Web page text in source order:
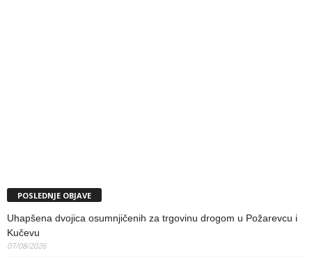
POSLEDNJE OBJAVE
Uhapšena dvojica osumnjičenih za trgovinu drogom u Požarevcu i
Kučevu
07/08/2026